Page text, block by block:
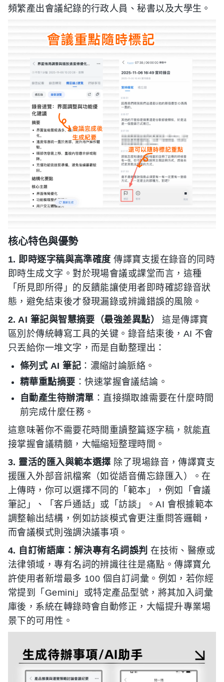
頻繁產出會議紀錄的行政人員、秘書以及大學生。
核心特色與優勢
1. 即時逐字稿與高準確度 傳譯寶支援在錄音的同時
即時生成文字。對於現場會議或課堂而言，這種
「所見即所得」的反饋能讓使用者即時確認錄音狀
態，避免結束後才發現漏錄或辨識錯誤的風險。
2. AI 筆記與智慧摘要（最強差異點）
這是傳譯寶
區別於傳統轉寫工具的关键。錄音結束後，AI 不會
只丟給你一堆文字，而是自動整理出：
條列式 AI 筆記 ：濃縮討論脈絡。
精華重點摘要 ：快速掌握會議結論。
自動產生待辦清單 ：直接擷取誰需要在什麼時間
前完成什麼任務。
這意味著你不需要花時間重讀整篇逐字稿，就能直
接掌握會議精髓，大幅縮短整理時間。
3. 靈活的匯入與範本選擇 除了現場錄音，傳譯寶支
援匯入外部音訊檔案（如從語音備忘錄匯入）。在
上傳時，你可以選擇不同的「範本」，例如「會議
筆記」、「客戶通話」或「訪談」。AI 會根據範本
調整輸出結構，例如訪談模式會更注重問答邏輯，
而會議模式則強調決議事項。
4. 自訂術語庫：解決專有名詞誤判 在技術、醫療或
法律領域，專有名詞的辨識往往是痛點。傳譯寶允
許使用者新增最多 100 個自訂詞彙。例如，若你經
常提到「Gemini」或特定產品型號，將其加入詞彙
庫後，系統在轉錄時會自動修正，大幅提升專業場
景下的可用性。